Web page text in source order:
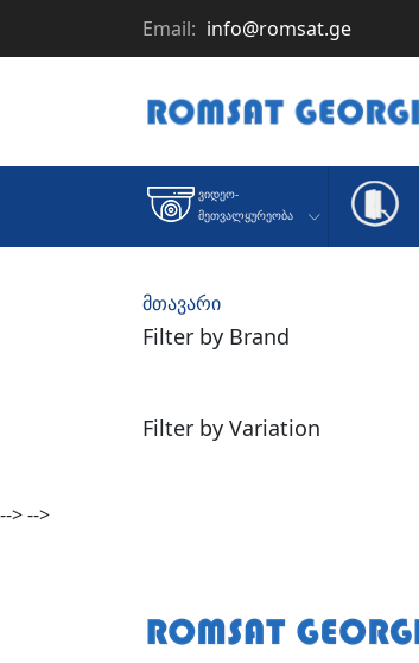
Email: info@romsat.ge
Ვიდეო-
Მეთვალყურეობა
მთავარი
Filter by Brand
Filter by Variation
-->-->